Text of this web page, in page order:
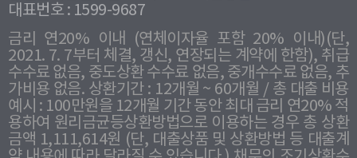
대표번호 : 1599-9687
금리 연20% 이내 (연체이자율 포함 20% 이내)(단,
2021. 7. 7부터 체결, 갱신, 연장되는 계약에 한함), 취급
수수료 없음, 중도상환 수수료 없음, 중개수수료 없음, 추
가비용 없음. 상환기간 : 12개월 ~ 60개월 / 총 대출 비용
예시 : 100만원을 12개월 기간 동안 최대 금리 연20% 적
용하여 원리금균등상환방법으로 이용하는 경우 총 상환
금액 1,111,614원 (단, 대출상품 및 상환방법 등 대출계